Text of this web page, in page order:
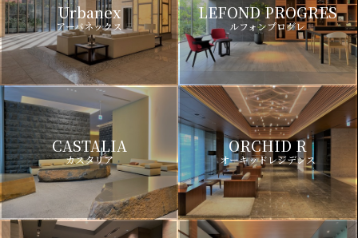
Urbanex
アーバネックス
LEFOND PROGRES
ルフォンプログレ
CASTALIA
カスタリア
ORCHID R
オーキッドレジデンス